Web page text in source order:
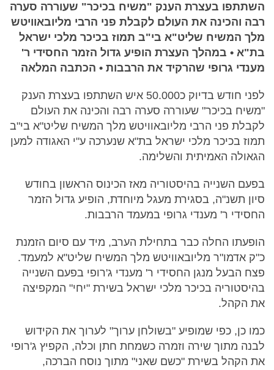
השתתפו בעצרת הענק "משיח בכיכר" שעוררה סערה
רבה והכינה את העולם לקבלת פני הרבי מליובאוויטש
מלך המשיח שליט"א בי"ב תמוז בכיכר מלכי ישראל
בת"א • במהלך העצרת הופיע גדול הזמר החסידי ר'
מענדי גרופי שהרקיד את הרבבות • הכתבה המלאה
לפני חודש בדיוק כ50.000 איש השתתפו בעצרת הענק
"משיח בכיכר" שעוררה סערה רבה והכינה את העולם
לקבלת פני הרבי מליובאוויטש מלך המשיח שליט"א בי"ב
תמוז בכיכר מלכי ישראל בת"א שנערכה ע"י האגודה למען
הגאולה האמיתית והשלימה.
בפעם השנייה בהיסטוריה מאז הכינוס הראשון בחודש
סיון תשנ"ה, בסגירת מעגל מיוחדת, הופיע גדול הזמר
החסידי ר' מענדי גרופי במעמד הרבבות.
הופעתו החלה כבר בתחילת הערב, מיד עם סיום הזמנת
כ"ק אדמו"ר מליובאוויטש מלך המשיח שליט"א למעמד.
פצח הבעל מנגן החסידי ר' מענדי ג'רופי בפעם השנייה
בהיסטוריה בכיכר מלכי ישראל בשירת "יחי" המקפיצה
את הקהל.
כמו כן, כפי שמופיע "בשולחן ערוך" לערוך את הקידוש
לבנה מתוך שירה וזמרה כשמחת חתן וכלה, הקפיץ ג'רופי
את הקהל בשירת "כשם שאני" מתוך נוסח הברכה,